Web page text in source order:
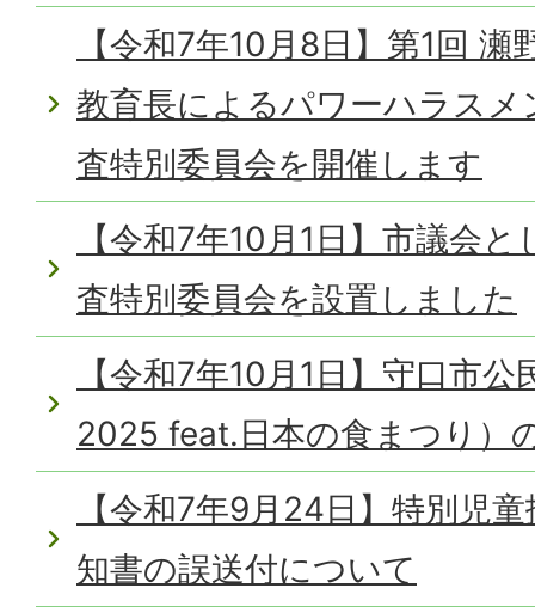
【令和7年10月8日】第1回
教育長によるパワーハラス
査特別委員会を開催します
【令和7年10月1日】市議会
査特別委員会を設置しました
【令和7年10月1日】守口市
2025 feat.日本の食まつり）
【令和7年9月24日】特別児
知書の誤送付について